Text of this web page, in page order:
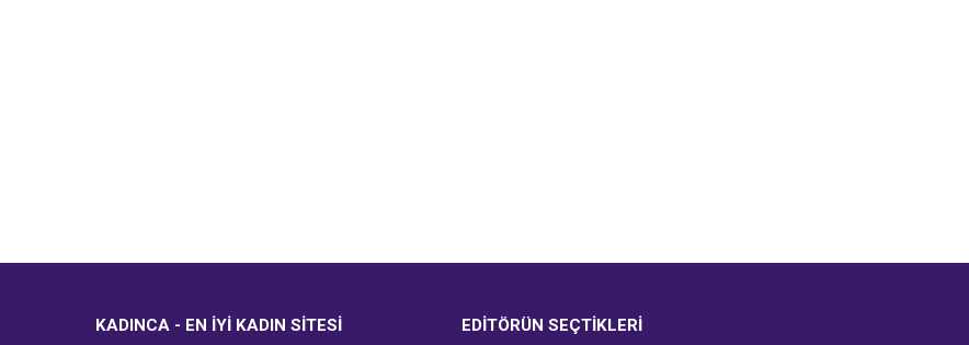
KADINCA - EN İYI KADIN SITESI EDITÖRÜN SEÇTIKLERI